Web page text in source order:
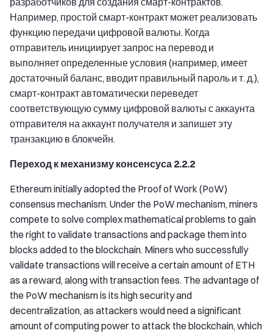
Например, простой смарт-контракт может реализовать
функцию передачи цифровой валюты. Когда
отправитель инициирует запрос на перевод и
выполняет определенные условия (например, имеет
достаточный баланс, вводит правильный пароль и т. д.),
смарт-контракт автоматически переведет
соответствующую сумму цифровой валюты с аккаунта
отправителя на аккаунт получателя и запишет эту
транзакцию в блокчейн.
Переход к механизму консенсуса 2.2.2
Ethereum initially adopted the Proof of Work (PoW)
consensus mechanism. Under the PoW mechanism, miners
compete to solve complex mathematical problems to gain
the right to validate transactions and package them into
blocks added to the blockchain. Miners who successfully
validate transactions will receive a certain amount of ETH
as a reward, along with transaction fees. The advantage of
the PoW mechanism is its high security and
decentralization, as attackers would need a significant
amount of computing power to attack the blockchain, which